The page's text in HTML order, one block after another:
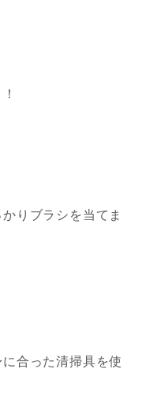
りブラシを当てま
合った清掃具を使